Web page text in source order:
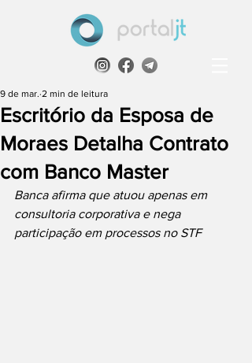
Escritório da Esposa de
Moraes Detalha Contrato
com Banco Master
9 de mar. 2 min de leitura
Banca afirma que atuou apenas em
consultoria corporativa e nega
participação em processos no STF